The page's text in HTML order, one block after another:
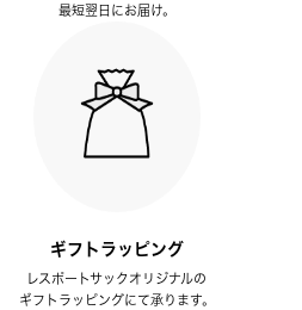
最短翌日にお届け。
ギフトラッピング
レスポートサックオリジナルの
ギフトラッピングにて承ります。